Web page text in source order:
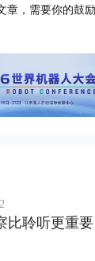
章，需要你的鼓励
聆听更重要